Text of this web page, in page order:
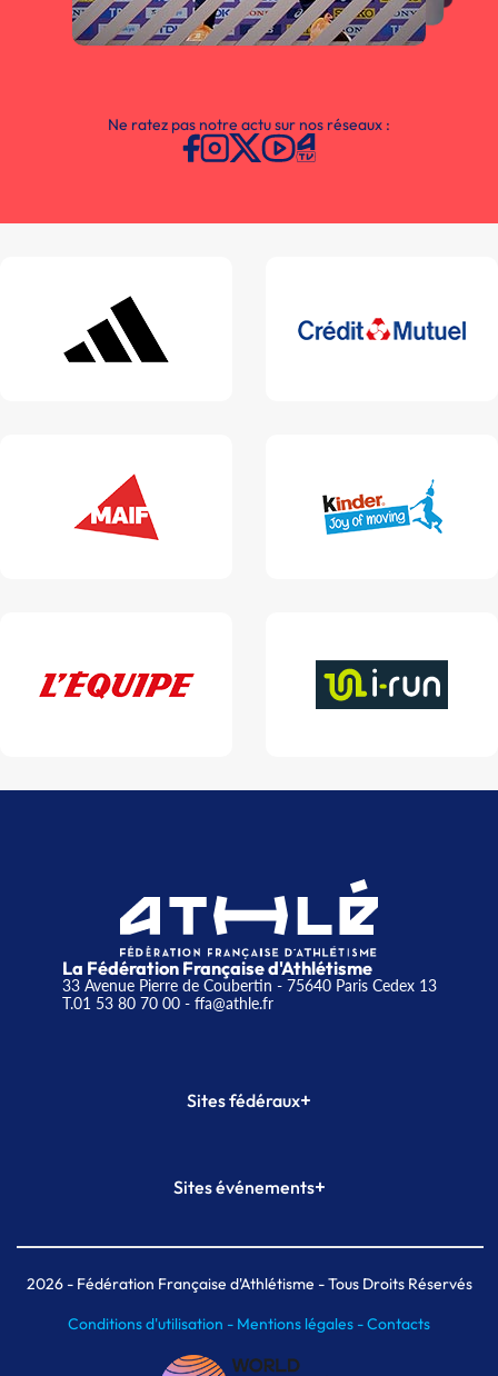
Ne ratez pas notre actu sur nos réseaux :
La Fédération Française d'Athlétisme
33 Avenue Pierre de Coubertin - 75640 Paris Cedex 13
T.01 53 80 70 00- ffa@athle.fr
Sites fédéraux+
Plateforme Formation
Sites événements+
Meeting de Paris indoor
MAIF Ekiden de Paris
2026- Fédération Française d'Athlétisme - Tous Droits Réservés
Conditions d'utilisation - Mentions légales -Contacts